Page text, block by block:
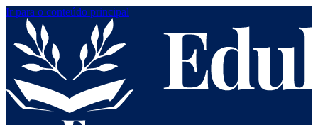
Ir para o conteúdo principal